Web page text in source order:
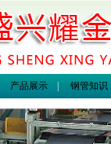
产品展示 |钢管知识